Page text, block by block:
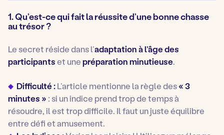
1. Qu’est-ce qui fait la réussite d’une bonne chasse
au trésor ?
Le secret réside dans l’adaptation à l’âge des
participantset unepréparation minutieuse.
Difficulté :L’article mentionne la règle des« 3
minutes » : si un indice prend trop de temps à
résoudre, il est trop difficile. Il faut un juste équilibre
entre défi et amusement.